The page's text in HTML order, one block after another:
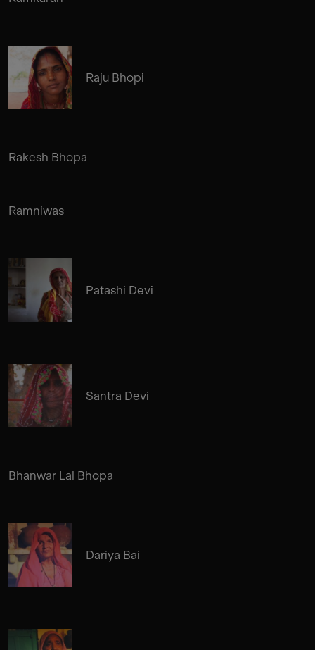
Raju Bhopi
Rakesh Bhopa
Ramniwas
Patashi Devi
Santra Devi
Bhanwar Lal Bhopa
Dariya Bai